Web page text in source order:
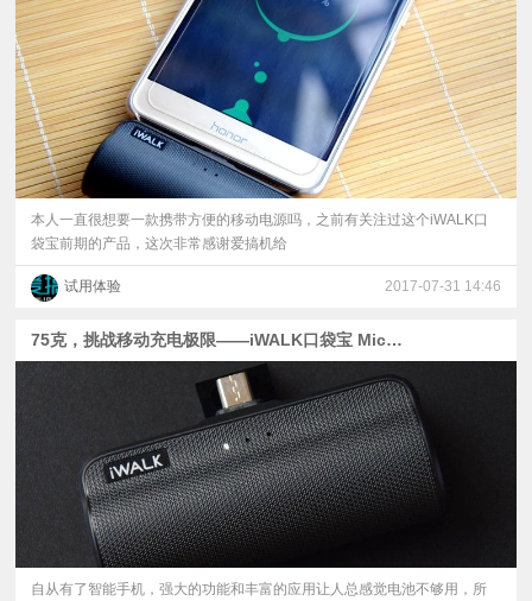
本人一直很想要一款携带方便的移动电源吗，之前有关注过这个iWALK口
袋宝前期的产品，这次非常感谢爱搞机给
试用体验 2017-07-31 14:46
75克，挑战移动充电极限——iWALK口袋宝 Micro USB版
自从有了智能手机，强大的功能和丰富的应用让人总感觉电池不够用，所